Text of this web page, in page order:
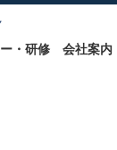
・研修 会社案内